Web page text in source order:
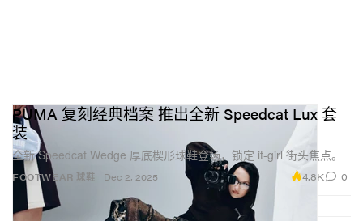
FOOTWEAR 球鞋
PUMA 复刻经典档案 推出全新 Speedcat Lux 套
装
全新 Speedcat Wedge 厚底楔形球鞋登场，锁定 it-girl 街头焦点。
Dec 2, 2025 4.8K 0